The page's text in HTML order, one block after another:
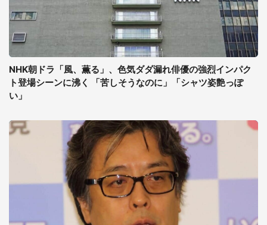
NHK朝ドラ「風、薫る」、色気ダダ漏れ俳優の強烈インパク
ト登場シーンに沸く 「苦しそうなのに」「シャツ姿艶っぽ
い」